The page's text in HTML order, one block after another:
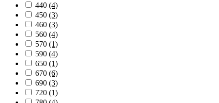
440 (4)
450 (3)
460 (3)
560 (4)
570 (1)
590 (4)
650 (1)
670 (6)
690 (3)
720 (1)